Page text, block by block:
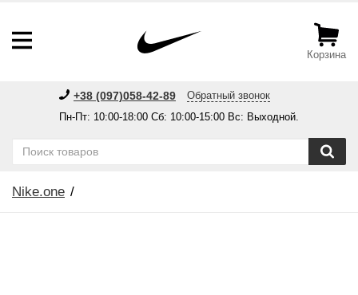
Корзина
+38 (097)058-42-89
Обратный звонок
Пн-Пт: 10:00-18:00 Сб: 10:00-15:00 Вс: Выходной.
Nike.one